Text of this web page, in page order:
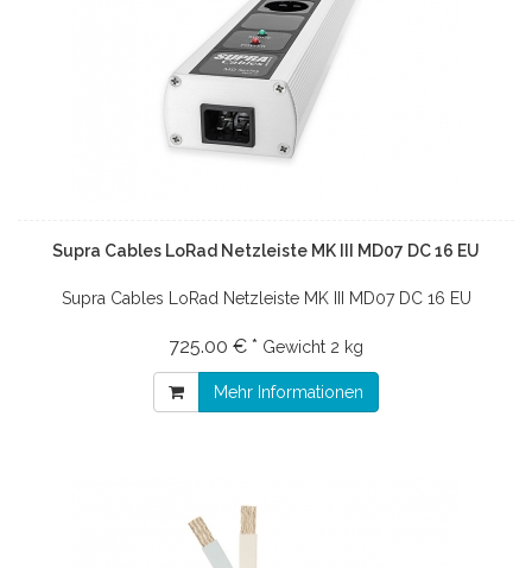
Supra Cables LoRad Netzleiste MK III MD07 DC 16 EU
Supra Cables LoRad Netzleiste MK III MD07 DC 16 EU
725.00 € * Gewicht 2 kg
Mehr Informationen